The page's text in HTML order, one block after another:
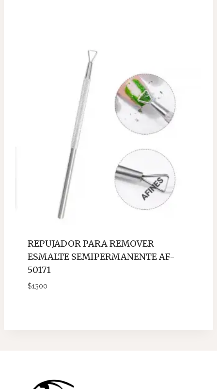
REPUJADOR PARA REMOVER
ESMALTE SEMIPERMANENTE AF-
50171
$1300